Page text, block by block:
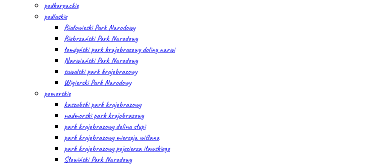
podkarpackie
podlaskie
Białowieski Park Narodowy
Biebrzański Park Narodowy
łomżyński park krajobrazowy doliny narwi
Narwiański Park Narodowy
suwalski park krajobrazowy
Wigierski Park Narodowy
pomorskie
kaszubski park krajobrazowy
nadmorski park krajobrazowy
park krajobrazowy dolina słupi
park krajobrazowy mierzeja wiślana
park krajobrazowy pojezierza iławskiego
Słowiński Park Narodowy